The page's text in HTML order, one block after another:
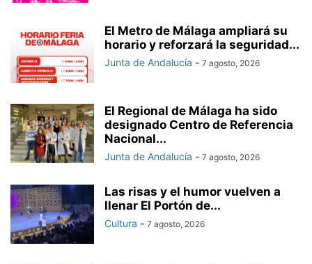
El Metro de Málaga ampliará su
horario y reforzará la seguridad...
Junta de Andalucía - 7 agosto, 2026
El Regional de Málaga ha sido
designado Centro de Referencia
Nacional...
Junta de Andalucía - 7 agosto, 2026
Las risas y el humor vuelven a
llenar El Portón de...
Cultura - 7 agosto, 2026